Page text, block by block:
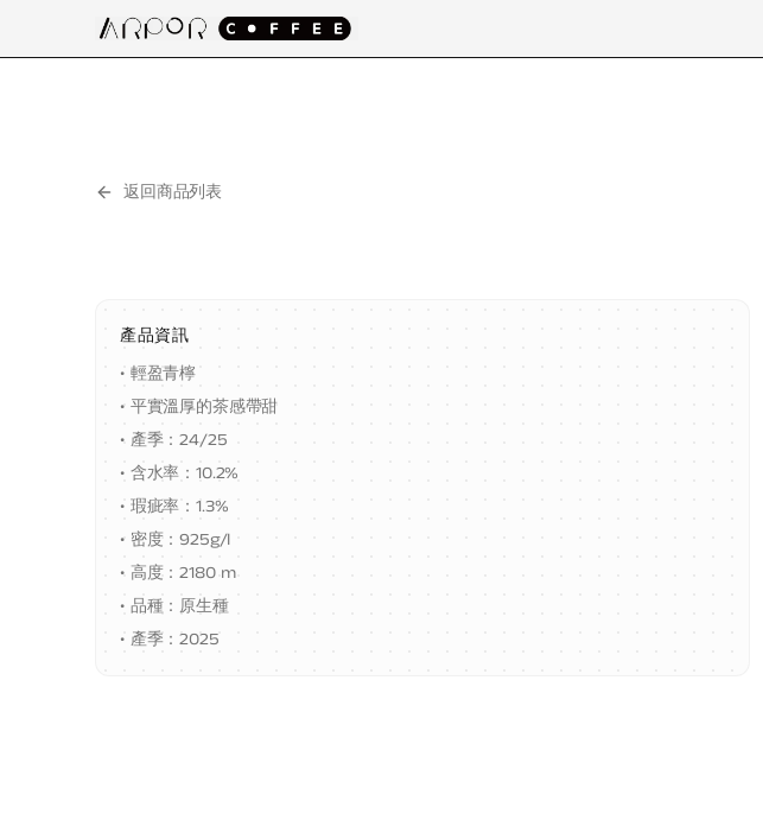
返回商品列表
產品資訊
• 輕盈青檸
• 平實溫厚的茶感帶甜
• 產季：24/25
• 含水率：10.2%
• 瑕疵率：1.3%
• 密度：925g/l
• 高度：2180 m
• 品種：原生種
• 產季：2025